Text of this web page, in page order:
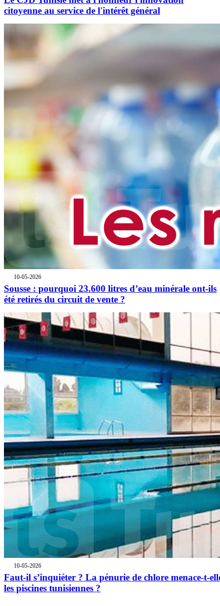
citoyenne au service de l'intérêt général
10-05-2026
Sousse : pourquoi 23.600 litres d’eau minérale ont-ils
été retirés du circuit de vente ?
10-05-2026
Faut-il s’inquiéter ? La pénurie de chlore menace-t-
les piscines tunisiennes ?